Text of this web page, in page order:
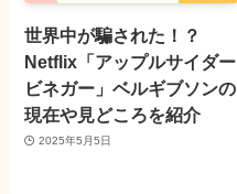
世界中が騙された！？
Netflix「アップルサイダー
ビネガー」ベルギブソンの
現在や見どころを紹介
2025年5月5日